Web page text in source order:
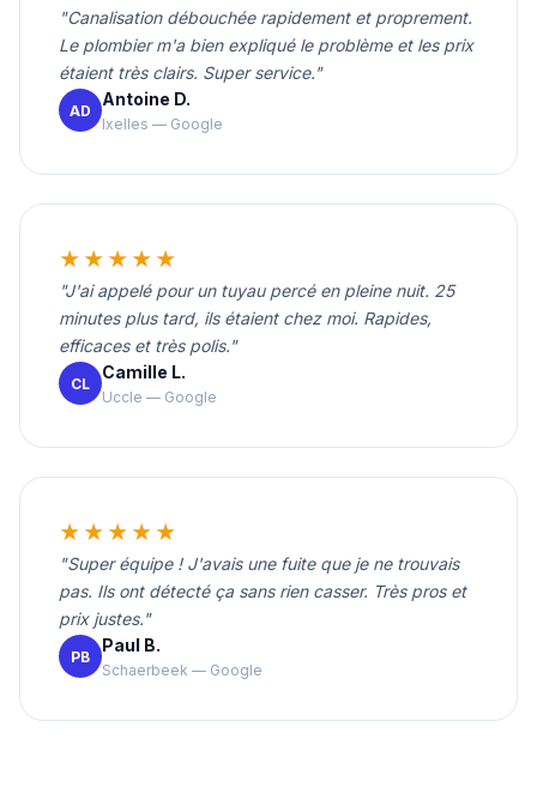
"Canalisation débouchée rapidement et proprement.
Le plombier m'a bien expliqué le problème et les prix
étaient très clairs. Super service."
AD
Antoine D.
Ixelles — Google
★★★★★
"J'ai appelé pour un tuyau percé en pleine nuit. 25
minutes plus tard, ils étaient chez moi. Rapides,
efficaces et très polis."
CL
Camille L.
Uccle — Google
★★★★★
"Super équipe ! J'avais une fuite que je ne trouvais
pas. Ils ont détecté ça sans rien casser. Très pros et
prix justes."
PB
Paul B.
Schaerbeek — Google